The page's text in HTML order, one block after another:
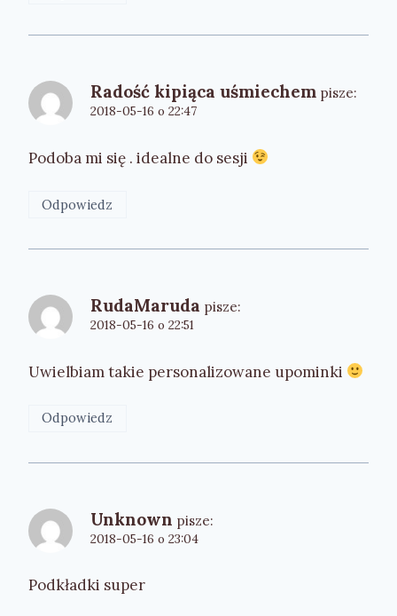
Radość kipiąca uśmiechem pisze:
2018-05-16 o 22:47
Podoba mi się . idealne do sesji
Odpowiedz
RudaMaruda pisze:
2018-05-16 o 22:51
Uwielbiam takie personalizowane upominki
Odpowiedz
Unknown pisze:
2018-05-16 o 23:04
Podkładki super